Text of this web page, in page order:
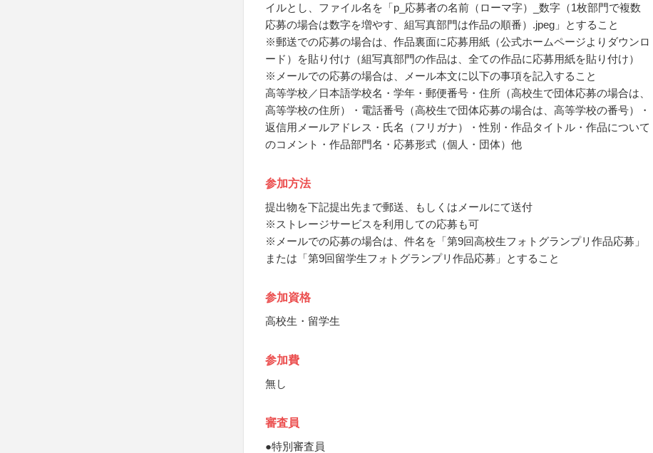
イルとし、ファイル名を「p_応募者の名前（ローマ字）_数字（1枚部門で複数
応募の場合は数字を増やす、組写真部門は作品の順番）.jpeg」とすること
※郵送での応募の場合は、作品裏面に応募用紙（公式ホームページよりダウンロ
ード）を貼り付け（組写真部門の作品は、全ての作品に応募用紙を貼り付け）
※メールでの応募の場合は、メール本文に以下の事項を記入すること
高等学校／日本語学校名・学年・郵便番号・住所（高校生で団体応募の場合は、
高等学校の住所）・電話番号（高校生で団体応募の場合は、高等学校の番号）・
返信用メールアドレス・氏名（フリガナ）・性別・作品タイトル・作品について
のコメント・作品部門名・応募形式（個人・団体）他
参加方法
提出物を下記提出先まで郵送、もしくはメールにて送付
※ストレージサービスを利用しての応募も可
※メールでの応募の場合は、件名を「第9回高校生フォトグランプリ作品応募」
または「第9回留学生フォトグランプリ作品応募」とすること
参加資格
高校生・留学生
参加費
無し
審査員
●特別審査員